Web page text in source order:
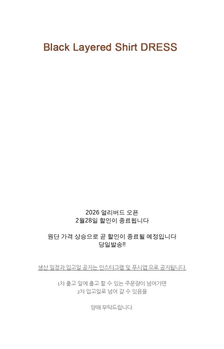
2026 얼리버드 오픈
2월28일 할인이 종료됩니다
원단 가격 상승으로 곧 할인이 종료될 예정입니다
당일발송!!
생산 일정과 입고일 공지는 인스타그램 및 푸시앱 으로 공지됩니다.
1차 출고 일에 출고 할 수 있는 주문량이 넘어가면
2차 입고일로 넘어 갈 수 있음을
양해 부탁드립니다.